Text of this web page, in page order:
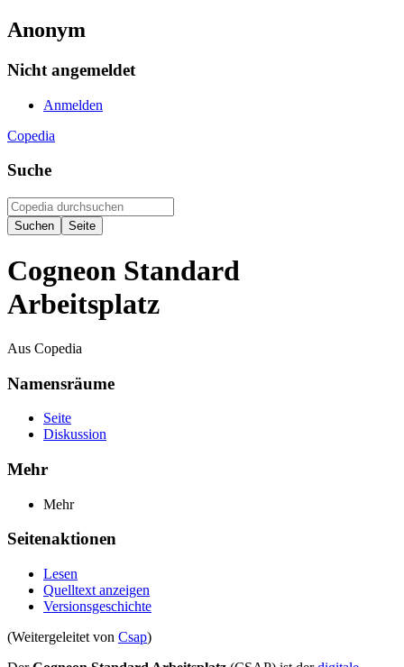
Anonym
Nicht angemeldet
Anmelden
Copedia
Suche
Cogneon Standard
Arbeitsplatz
Aus Copedia
Namensräume
Seite
Diskussion
Mehr
Mehr
Seitenaktionen
Lesen
Quelltext anzeigen
Versionsgeschichte
(Weitergeleitet von Csap)